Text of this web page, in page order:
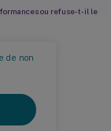
de non
ou refuse-t-il le